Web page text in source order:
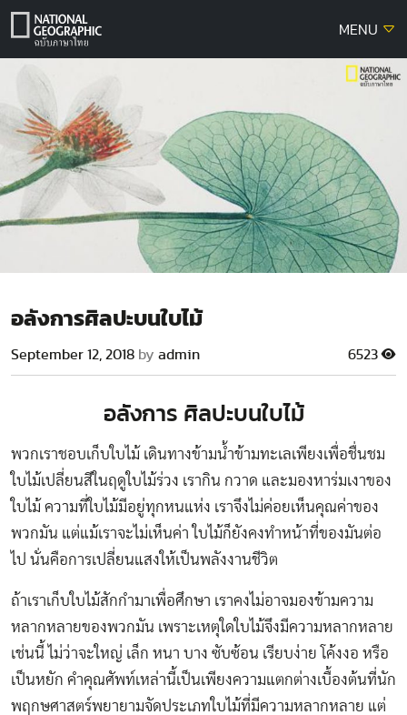
Skip
MENU
อลังการศิลปะบนใบไม้
September 12, 2018 by admin 6523
อลังการ ศิลปะบนใบไม้
พวกเราชอบเก็บใบไม้ เดินทางข้ามน้ำข้ามทะเลเพียงเพื่อชื่นชม
ใบไม้เปลี่ยนสีในฤดูใบไม้ร่วง เรากิน กวาด และมองหาร่มเงาของ
ใบไม้ ความที่ใบไม้มีอยู่ทุกหนแห่ง เราจึงไม่ค่อยเห็นคุณค่าของ
พวกมัน แต่แม้เราจะไม่เห็นค่า ใบไม้ก็ยังคงทำหน้าที่ของมันต่อ
ไป นั่นคือการเปลี่ยนแสงให้เป็นพลังงานชีวิต
ถ้าเราเก็บใบไม้สักกำมาเพื่อศึกษา เราคงไม่อาจมองข้ามความ
หลากหลายของพวกมัน เพราะเหตุใดใบไม้จึงมีความหลากหลาย
เช่นนี้ ไม่ว่าจะใหญ่ เล็ก หนา บาง ซับซ้อน เรียบง่าย โค้งงอ หรือ
เป็นหยัก คำคุณศัพท์เหล่านี้เป็นเพียงความแตกต่างเบื้องต้นที่นัก
พฤกษศาสตร์พยายามจัดประเภทใบไม้ที่มีความหลากหลาย แต่